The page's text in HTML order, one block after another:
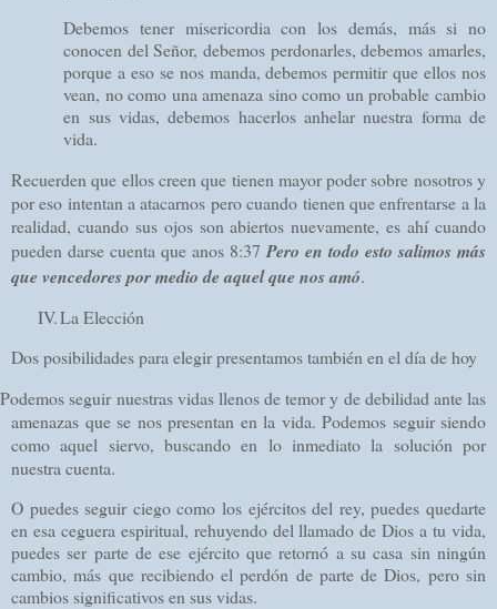
Debemos tener misericordia con los demás, más si no
conocen del Señor, debemos perdonarles, debemos amarles,
porque a eso se nos manda, debemos permitir que ellos nos
vean, no como una amenaza sino como un probable cambio
en sus vidas, debemos hacerlos anhelar nuestra forma de
vida.
Recuerden que ellos creen que tienen mayor poder sobre nosotros y
por eso intentan a atacarnos pero cuando tienen que enfrentarse a la
realidad, cuando sus ojos son abiertos nuevamente, es ahí cuando
pueden darse cuenta que anos 8:37 Pero en todo esto salimos más
que vencedores por medio de aquel que nos amó.
IV.La Elección
Dos posibilidades para elegir presentamos también en el día de hoy
Podemos seguir nuestras vidas llenos de temor y de debilidad ante las
amenazas que se nos presentan en la vida. Podemos seguir siendo
como aquel siervo, buscando en lo inmediato la solución por
nuestra cuenta.
O puedes seguir ciego como los ejércitos del rey, puedes quedarte
en esa ceguera espiritual, rehuyendo del llamado de Dios a tu vida,
puedes ser parte de ese ejército que retornó a su casa sin ningún
cambio, más que recibiendo el perdón de parte de Dios, pero sin
cambios significativos en sus vidas.